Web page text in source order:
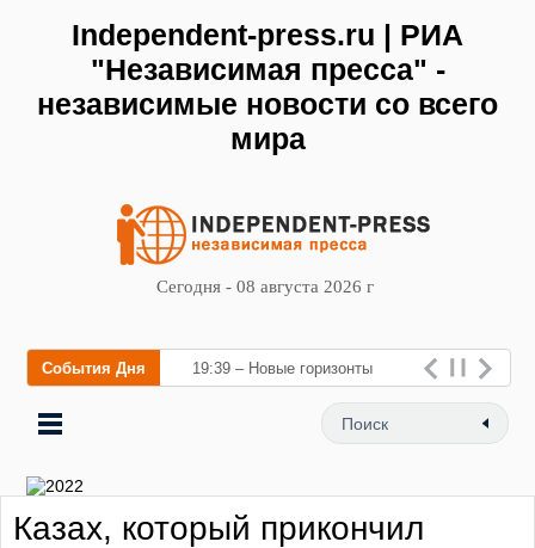
Independent-press.ru | РИА
"Независимая пресса" -
независимые новости со всего
мира
Сегодня - 08 августа 2026 г
События Дня 19:39 – Новые горизонты
флебологии: в Москве
открылся «Городской центр
заболеваний вен и
Казах, который прикончил